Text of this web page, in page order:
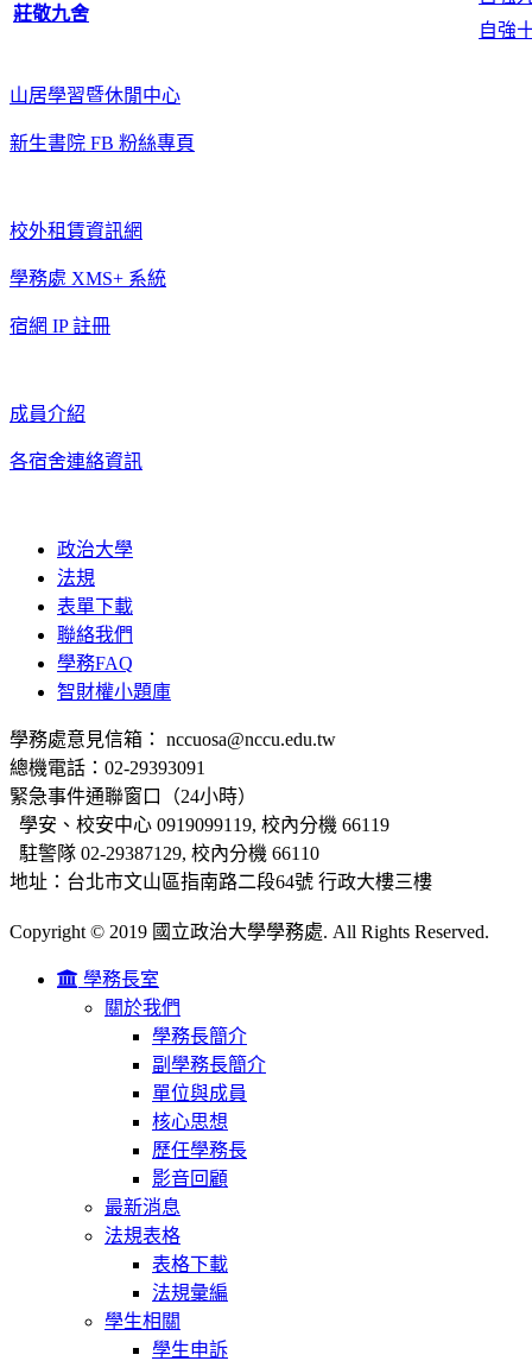
莊敬九舍
自強
山居學習暨休閒中心
新生書院 FB 粉絲專頁
校外租賃資訊網
學務處 XMS+ 系統
宿網 IP 註冊
成員介紹
各宿舍連絡資訊
政治大學
法規
表單下載
聯絡我們
學務FAQ
智財權小題庫
學務處意見信箱： nccuosa@nccu.edu.tw
總機電話：02-29393091
緊急事件通聯窗口（24小時）
學安、校安中心 0919099119, 校內分機 66119
駐警隊 02-29387129, 校內分機 66110
地址：台北市文山區指南路二段64號 行政大樓三樓
Copyright © 2019 國立政治大學學務處. All Rights Reserved.
學務長室
關於我們
學務長簡介
副學務長簡介
單位與成員
核心思想
歷任學務長
影音回顧
最新消息
法規表格
表格下載
法規彙編
學生相關
學生申訴